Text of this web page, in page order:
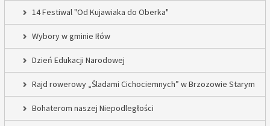
14 Festiwal "Od Kujawiaka do Oberka"
Wybory w gminie Iłów
Dzień Edukacji Narodowej
Rajd rowerowy „Śladami Cichociemnych” w Brzozowie Starym
Bohaterom naszej Niepodległości